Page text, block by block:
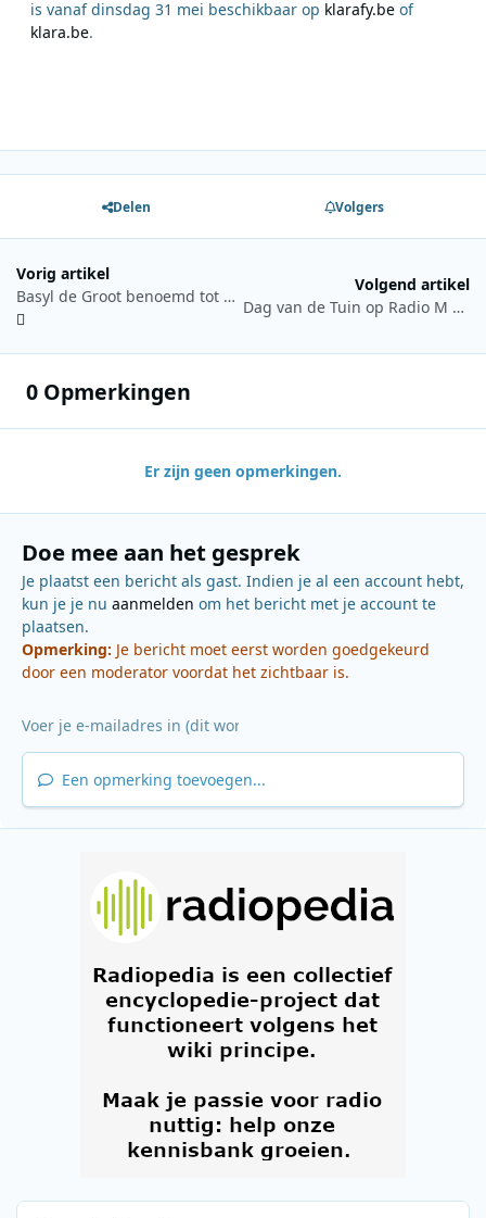
is vanaf dinsdag 31 mei beschikbaar op klarafy.be of
klara.be.
Delen Volgers
Vorig artikel
Basyl de Groot benoemd tot nieuwe zendermanager NPO 3FM
Volgend artikel
Dag van de Tuin op Radio M Utrecht
0 Opmerkingen
Er zijn geen opmerkingen.
Doe mee aan het gesprek
Je plaatst een bericht als gast. Indien je al een account hebt,
kun je je nu aanmelden om het bericht met je account te
plaatsen.
Opmerking: Je bericht moet eerst worden goedgekeurd
door een moderator voordat het zichtbaar is.
Een opmerking toevoegen...